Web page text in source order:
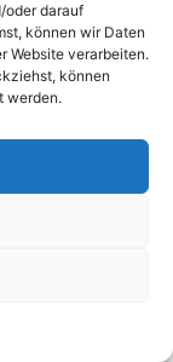
oder darauf
können wir Daten
Website verarbeiten.
können
werden.
vorbehalten.
an qualifizierten
Kosten.